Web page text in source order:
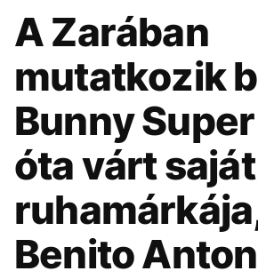
ZENE
KULTÚRA
FILM + SOROZAT
SPORT
ÉLETMÓD
BESZÉLGETÉSEK
TIKTOK
DUNA
MADONNA
KVÍZ
A Zarában
mutatkozik
Bunny
óta várt saját
Benito